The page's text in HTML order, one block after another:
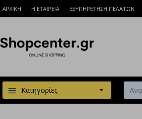
ΑΡΧΙΚΗ Η ΕΤΑΙΡΕΙΑ ΕΞΥΠΗΡΕΤΗΣΗ ΠΕΛΑΤΩΝ
Κατηγορίες